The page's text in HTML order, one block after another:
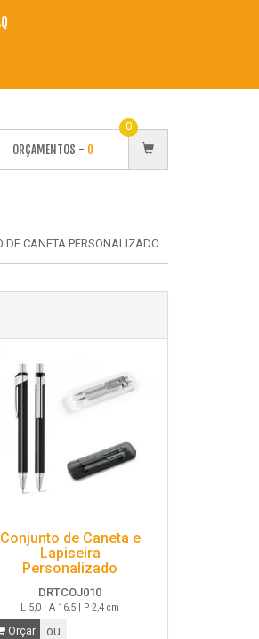
ORÇAMENTOS - 0
0
DE CANETA PERSONALIZADO
Conjunto de Caneta e
Lapiseira
Personalizado
DRTCOJ010
L 5,0 | A 16,5 | P 2,4 cm
Orçar ou